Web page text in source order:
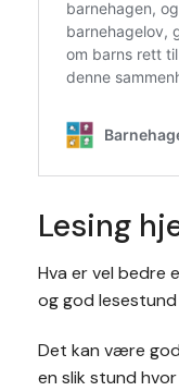
Lesing
Hva er vel bedre
og god
Det kan være
en slik stund